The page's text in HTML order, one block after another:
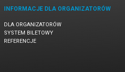
INFORMACJE DLA ORGANIZATORÓW
DLA ORGANIZATORÓW
SYSTEM BILETOWY
REFERENCJE